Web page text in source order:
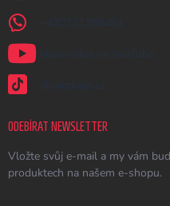
+420731389483
Naše videa na YouTube
@earplugs.cz
ODEBÍRAT NEWSLETTER
Vložte svůj e-mail a my vám
produktech na našem e-shopu.